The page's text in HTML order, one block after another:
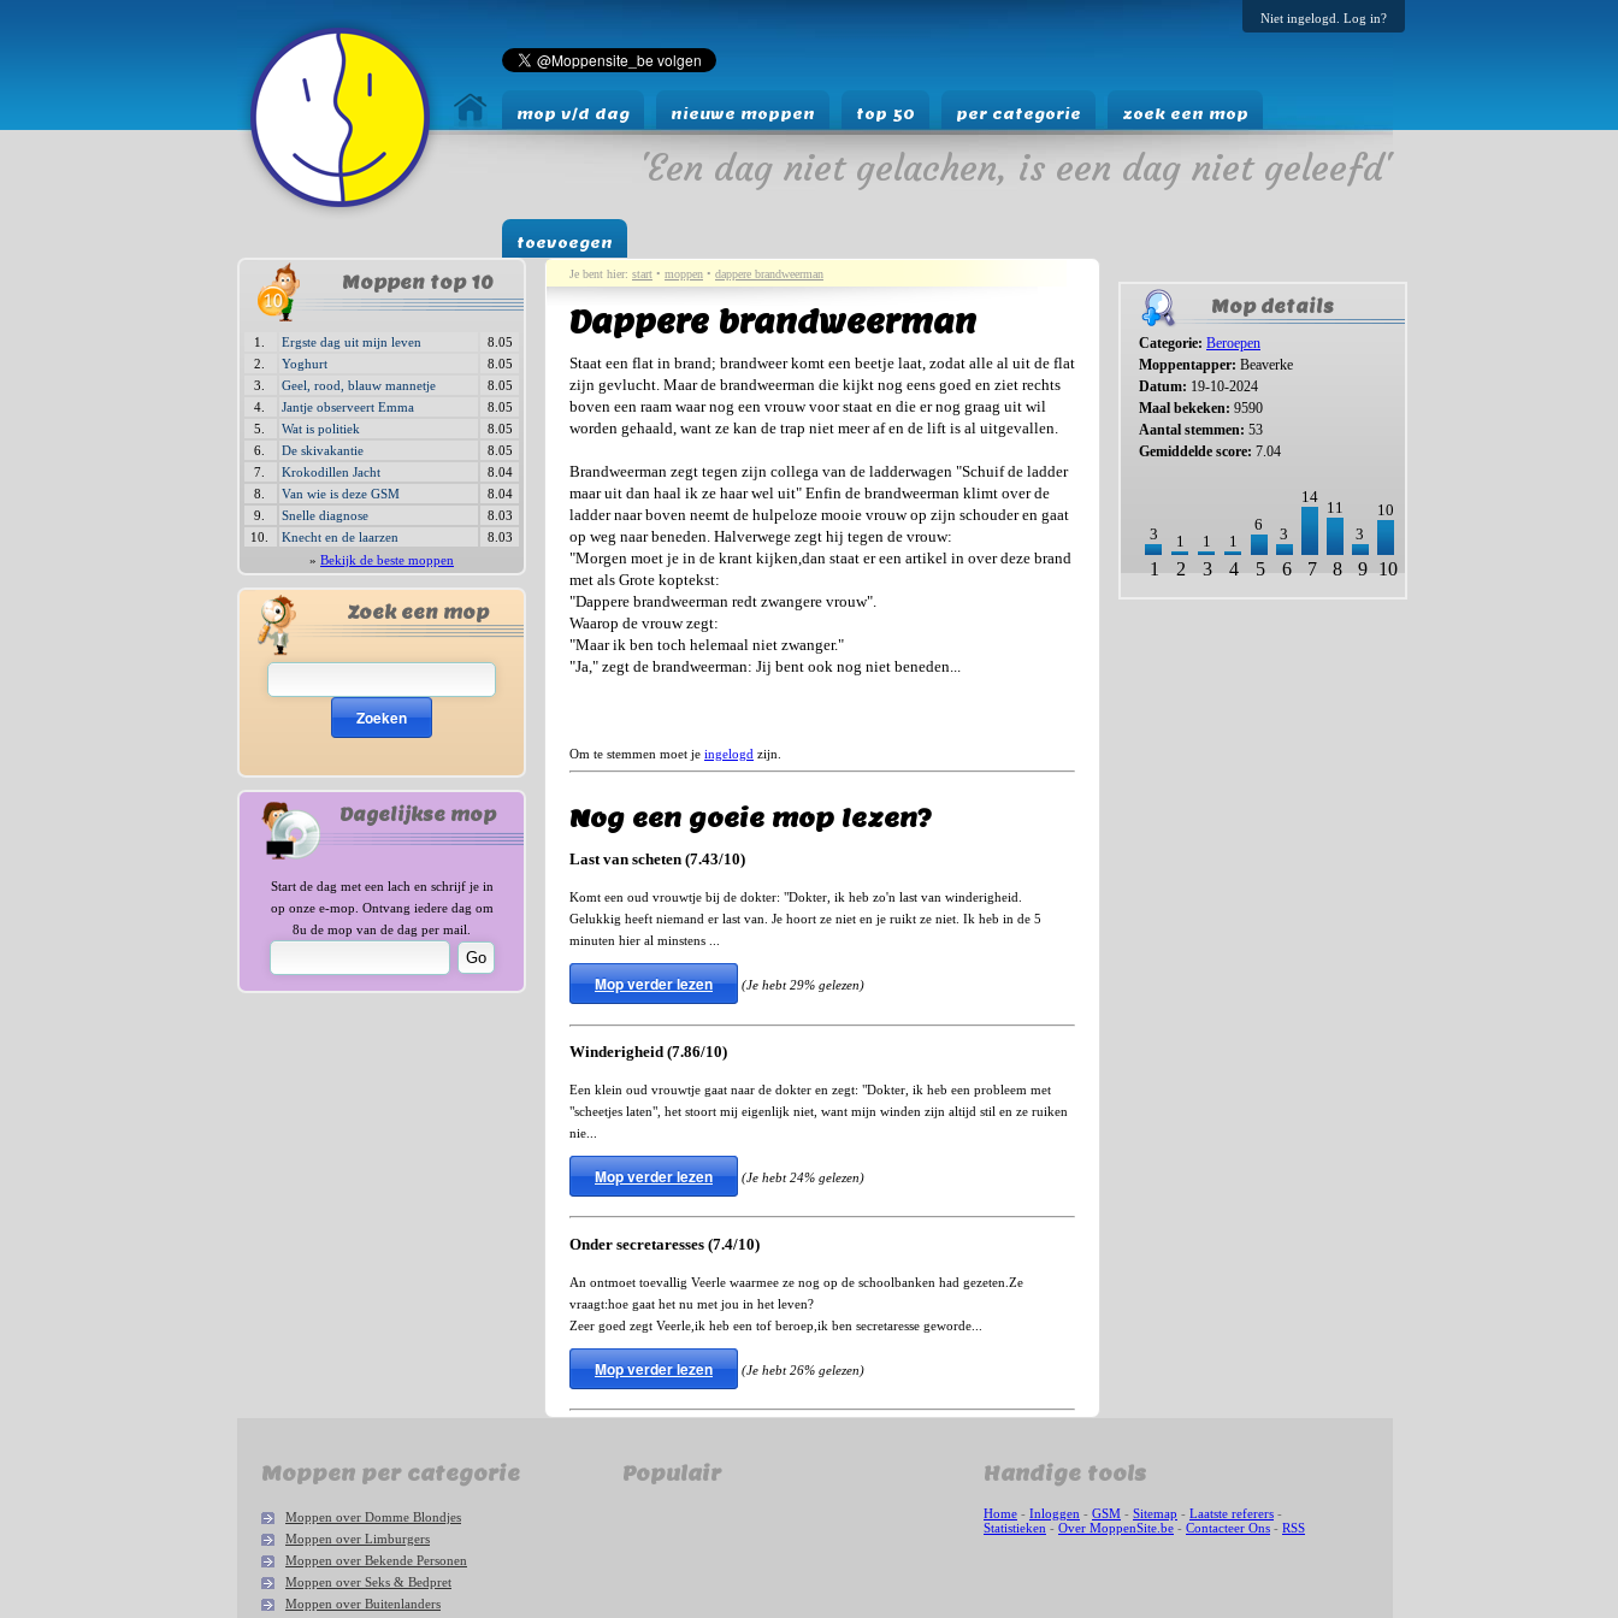
Niet ingelogd. Log in?
mop v/d dag nieuwe moppen top 50 per categorie zoek een mop
toevoegen
'Een dag niet gelachen, is een dag niet geleefd'
Moppen top 10
1. Ergste dag uit mijn leven
8.05
2.
Yoghurt
8.05
3.
Geel, rood, blauw mannetje
8.05
4.
Jantje observeert Emma
8.05
5.
Wat is politiek
8.05
6.
De skivakantie
8.05
7.
Krokodillen Jacht
8.04
8.
Van wie is deze GSM
8.04
9.
Snelle diagnose
8.03
10.
Knecht en de laarzen
8.03
» Bekijk de beste moppen
Zoek een mop
Zoeken
Dagelijkse mop
Start de dag met een lach en schrijf je in
op onze e-mop. Ontvang iedere dag om
8u de mop van de dag per mail.
Je bent hier: start • moppen • dappere brandweerman
Dappere brandweerman
Staat een flat in brand; brandweer komt een beetje laat, zodat alle al uit de flat
zijn gevlucht. Maar de brandweerman die kijkt nog eens goed en ziet rechts
boven een raam waar nog een vrouw voor staat en die er nog graag uit wil
worden gehaald, want ze kan de trap niet meer af en de lift is al uitgevallen.
Brandweerman zegt tegen zijn collega van de ladderwagen "Schuif de ladder
maar uit dan haal ik ze haar wel uit" Enfin de brandweerman klimt over de
ladder naar boven neemt de hulpeloze mooie vrouw op zijn schouder en gaat
op weg naar beneden. Halverwege zegt hij tegen de vrouw:
"Morgen moet je in de krant kijken,dan staat er een artikel in over deze brand
met als Grote koptekst:
"Dappere brandweerman redt zwangere vrouw".
Waarop de vrouw zegt:
"Maar ik ben toch helemaal niet zwanger."
"Ja," zegt de brandweerman: Jij bent ook nog niet beneden...
Om te stemmen moet je ingelogd zijn.
Nog een goeie mop lezen?
Last van scheten (7.43/10)
Komt een oud vrouwtje bij de dokter: "Dokter, ik heb zo'n last van winderigheid.
Gelukkig heeft niemand er last van. Je hoort ze niet en je ruikt ze niet. Ik heb in de 5
minuten hier al minstens ...
Mop verder lezen (Je hebt 29% gelezen)
Winderigheid (7.86/10)
Een klein oud vrouwtje gaat naar de dokter en zegt: "Dokter, ik heb een probleem met
"scheetjes laten", het stoort mij eigenlijk niet, want mijn winden zijn altijd stil en ze ruiken
nie...
Mop verder lezen (Je hebt 24% gelezen)
Onder secretaresses (7.4/10)
An ontmoet toevallig Veerle waarmee ze nog op de schoolbanken had gezeten.Ze
vraagt:hoe gaat het nu met jou in het leven?
Zeer goed zegt Veerle,ik heb een tof beroep,ik ben secretaresse geworde...
Mop verder lezen (Je hebt 26% gelezen)
Mop details
Categorie: Beroepen
Moppentapper: Beaverke
Datum: 19-10-2024
Maal bekeken: 9590
Aantal stemmen: 53
Gemiddelde score: 7.04
3 1 1 1
6
3
14
11
3
10
1 2 3 4 5 6 7 8 9 10
Moppen per categorie
Moppen over Domme Blondjes
Moppen over Limburgers
Moppen over Bekende Personen
Moppen over Seks & Bedpret
Moppen over Buitenlanders
Populair Handige tools
Home - Inloggen - GSM - Sitemap - Laatste referers -
Statistieken - Over MoppenSite.be - Contacteer Ons - RSS